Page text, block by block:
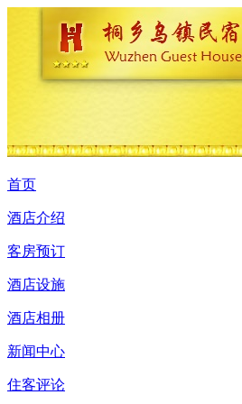
首页
酒店介绍
客房预订
酒店设施
酒店相册
新闻中心
住客评论